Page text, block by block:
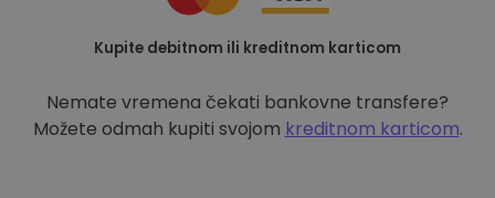
Kupite debitnom ili kreditnom karticom
Nemate vremena čekati bankovne transfere?
Možete odmah kupiti svojom kreditnom karticom.